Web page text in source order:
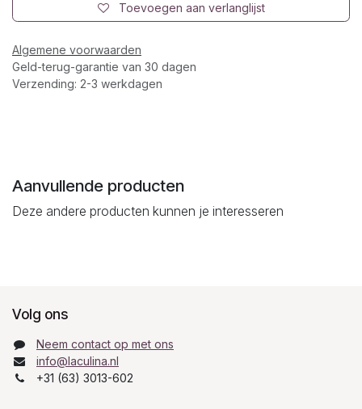
Toevoegen aan verlanglijst
Algemene voorwaarden
Geld-terug-garantie van 30 dagen
Verzending: 2-3 werkdagen
Aanvullende producten
Deze andere producten kunnen je interesseren
Volg ons
Neem contact op met ons
info@laculina.nl
+31 (63) 3013-602